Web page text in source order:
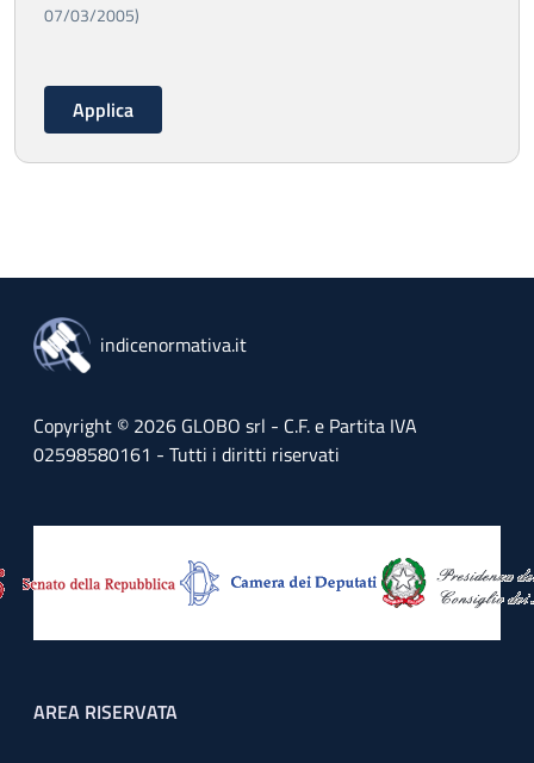
07/03/2005)
indicenormativa.it
Copyright © 2026 GLOBO srl - C.F. e Partita IVA
02598580161 - Tutti i diritti riservati
Footer menu
AREA RISERVATA